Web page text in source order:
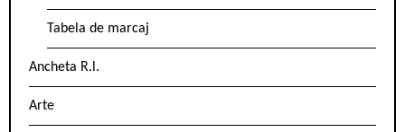
Tabela de marcaj
Ancheta R.l.
Arte